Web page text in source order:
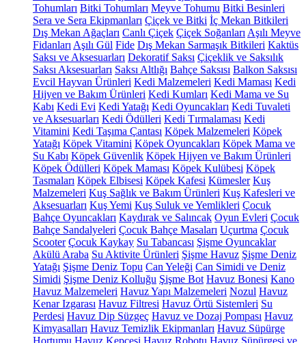
Tohumları Bitki Tohumları Meyve Tohumu Bitki Besinleri
Sera ve Sera Ekipmanları Çiçek ve Bitki İç Mekan Bitkileri
Dış Mekan Ağaçları Canlı Çiçek Çiçek Soğanları Aşılı Meyve
Fidanları Aşılı Gül Fide Dış Mekan Sarmaşık Bitkileri Kaktüs
Saksı ve Aksesuarları Dekoratif Saksı Çiçeklik ve Saksılık
Saksı Aksesuarları Saksı Altlığı Bahçe Saksısı Balkon Saksısı
Evcil Hayvan Ürünleri Kedi Malzemeleri Kedi Maması Kedi
Hijyen ve Bakım Ürünleri Kedi Kumları Kedi Mama ve Su
Kabı Kedi Evi Kedi Yatağı Kedi Oyuncakları Kedi Tuvaleti
ve Aksesuarları Kedi Ödülleri Kedi Tırmalaması Kedi
Vitamini Kedi Taşıma Çantası Köpek Malzemeleri Köpek
Yatağı Köpek Vitamini Köpek Oyuncakları Köpek Mama ve
Su Kabı Köpek Güvenlik Köpek Hijyen ve Bakım Ürünleri
Köpek Ödülleri Köpek Maması Köpek Kulübesi Köpek
Tasmaları Köpek Elbisesi Köpek Kafesi Kümesler Kuş
Malzemeleri Kuş Sağlık ve Bakım Ürünleri Kuş Kafesleri ve
Aksesuarları Kuş Yemi Kuş Suluk ve Yemlikleri Çocuk
Bahçe Oyuncakları Kaydırak ve Salıncak Oyun Evleri Çocuk
Bahçe Sandalyeleri Çocuk Bahçe Masaları Uçurtma Çocuk
Scooter Çocuk Kaykay Su Tabancası Şişme Oyuncaklar
Akülü Araba Su Aktivite Ürünleri Şişme Havuz Şişme Deniz
Yatağı Şişme Deniz Topu Can Yeleği Can Simidi ve Deniz
Simidi Şişme Deniz Kolluğu Şişme Bot Havuz Bonesi Kano
Havuz Malzemeleri Havuz Yapı Malzemeleri Nozul Havuz
Kenar Izgarası Havuz Filtresi Havuz Örtü Sistemleri Su
Perdesi Havuz Dip Süzgeç Havuz ve Dozaj Pompası Havuz
Kimyasalları Havuz Temizlik Ekipmanları Havuz Süpürge
Hortumu Havuz Kepçesi Havuz Robotu Havuz Süpürgesi ve